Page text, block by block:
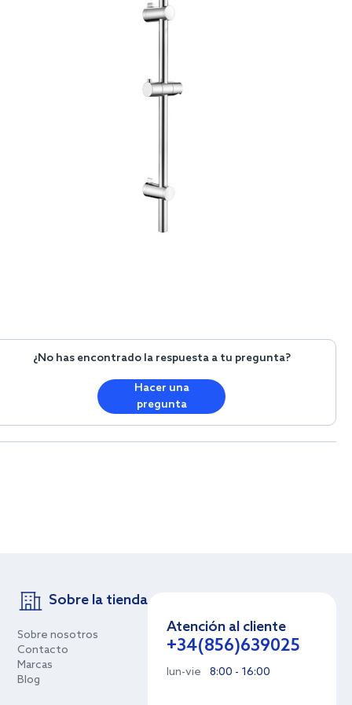
¿No has encontrado la respuesta a tu pregunta?
Hacer una
pregunta
Sobre la tienda
Sobre nosotros
Contacto
Marcas
Blog
Atención al cliente
+34(856)639025
lun-vie 8:00 - 16:00